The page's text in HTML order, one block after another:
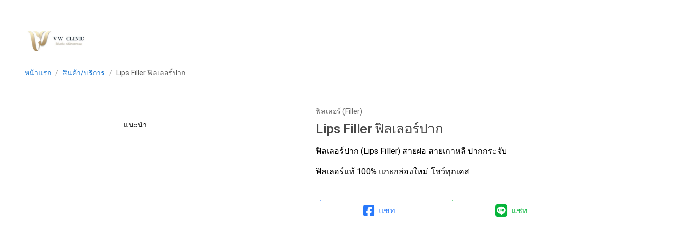
หน้าแรก / สินค้า/บริการ / Lips Filler ฟิลเลอร์ปาก
แนะนำ
ฟิลเลอร์ (Filler)
Lips Filler ฟิลเลอร์ปาก
ฟิลเลอร์ปาก (Lips Filler) สายฝอ สายเกาหลี ปากกระจับ
ฟิลเลอร์แท้ 100% แกะกล่องใหม่ โชว์ทุกเคส
แชท แชท